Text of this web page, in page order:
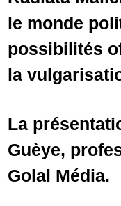
le monde
possibilités
la
La
Guèye,
Golal Média.